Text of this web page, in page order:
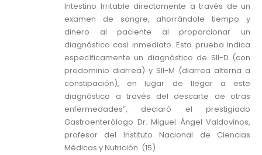
Intestino Irritable directamente a través de un
examen de sangre, ahorrándole tiempo y
dinero al paciente al proporcionar un
diagnóstico casi inmediato. Esta prueba indica
específicamente un diagnóstico de SII-D (con
predominio diarrea) y SII-M (diarrea alterna a
constipación), en lugar de llegar a este
diagnóstico a través del descarte de otras
enfermedades”, declaró el prestigiado
Gastroenterólogo Dr. Miguel Ángel Valdovinos,
profesor del Instituto Nacional de Ciencias
Médicas y Nutrición. (15)